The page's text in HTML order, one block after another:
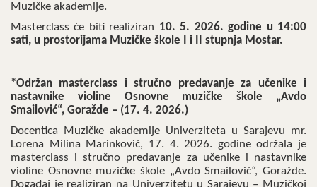
Muzičke akademije.
Masterclass će biti realiziran 10. 5. 2026. godine u 14:00
sati, u prostorijama Muzičke škole I i II stupnja Mostar.
*Održan masterclass i stručno predavanje za učenike i
nastavnike violine Osnovne muzičke škole „Avdo
Smailović“, Goražde – (17. 4. 2026.)
Docentica Muzičke akademije Univerziteta u Sarajevu mr.
Lorena Milina Marinković, 17. 4. 2026. godine održala je
masterclass i stručno predavanje za učenike i nastavnike
violine Osnovne muzičke škole „Avdo Smailović“, Goražde.
Događaj je realiziran na Univerzitetu u Sarajevu – Muzičkoj